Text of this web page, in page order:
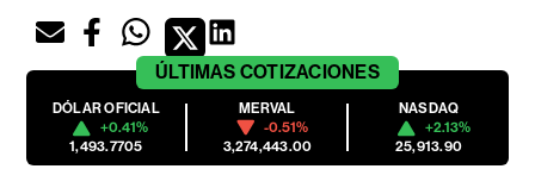
ÚLTIMAS COTIZACIONES
DÓLAR OFICIAL
+0.41%
1,493.7705
MERVAL
-0.51%
3,274,443.00
NASDAQ
+2.13%
25,913.90